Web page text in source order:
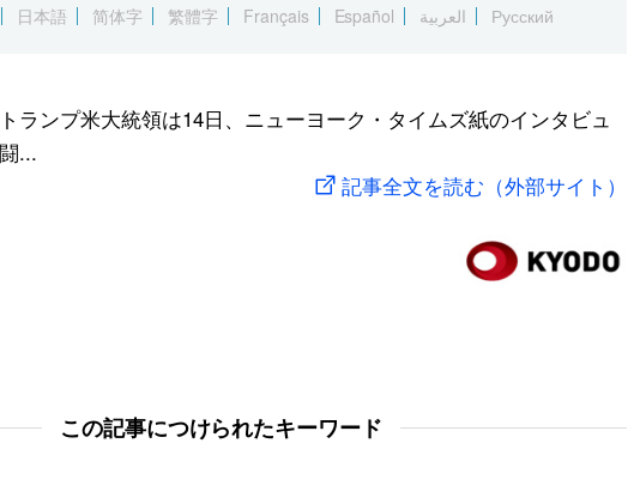
日本語 简体字 繁體字 Français Español العربية Русский
ランプ米大統領は14日、ニューヨーク・タイムズ紙のインタビュ
...
記事全文を読む（外部サイト）
この記事につけられたキーワード